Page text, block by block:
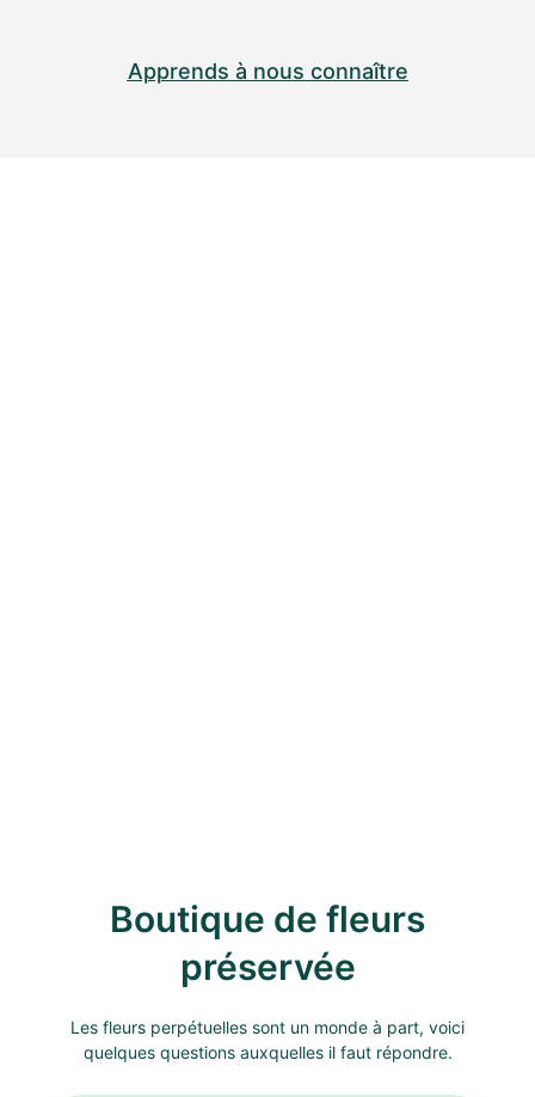
Apprends à nous connaître
Boutique de fleurs
préservée
Les fleurs perpétuelles sont un monde à part, voici
quelques questions auxquelles il faut répondre.